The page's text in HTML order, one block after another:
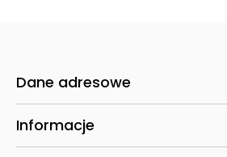
Dane adresowe
Informacje